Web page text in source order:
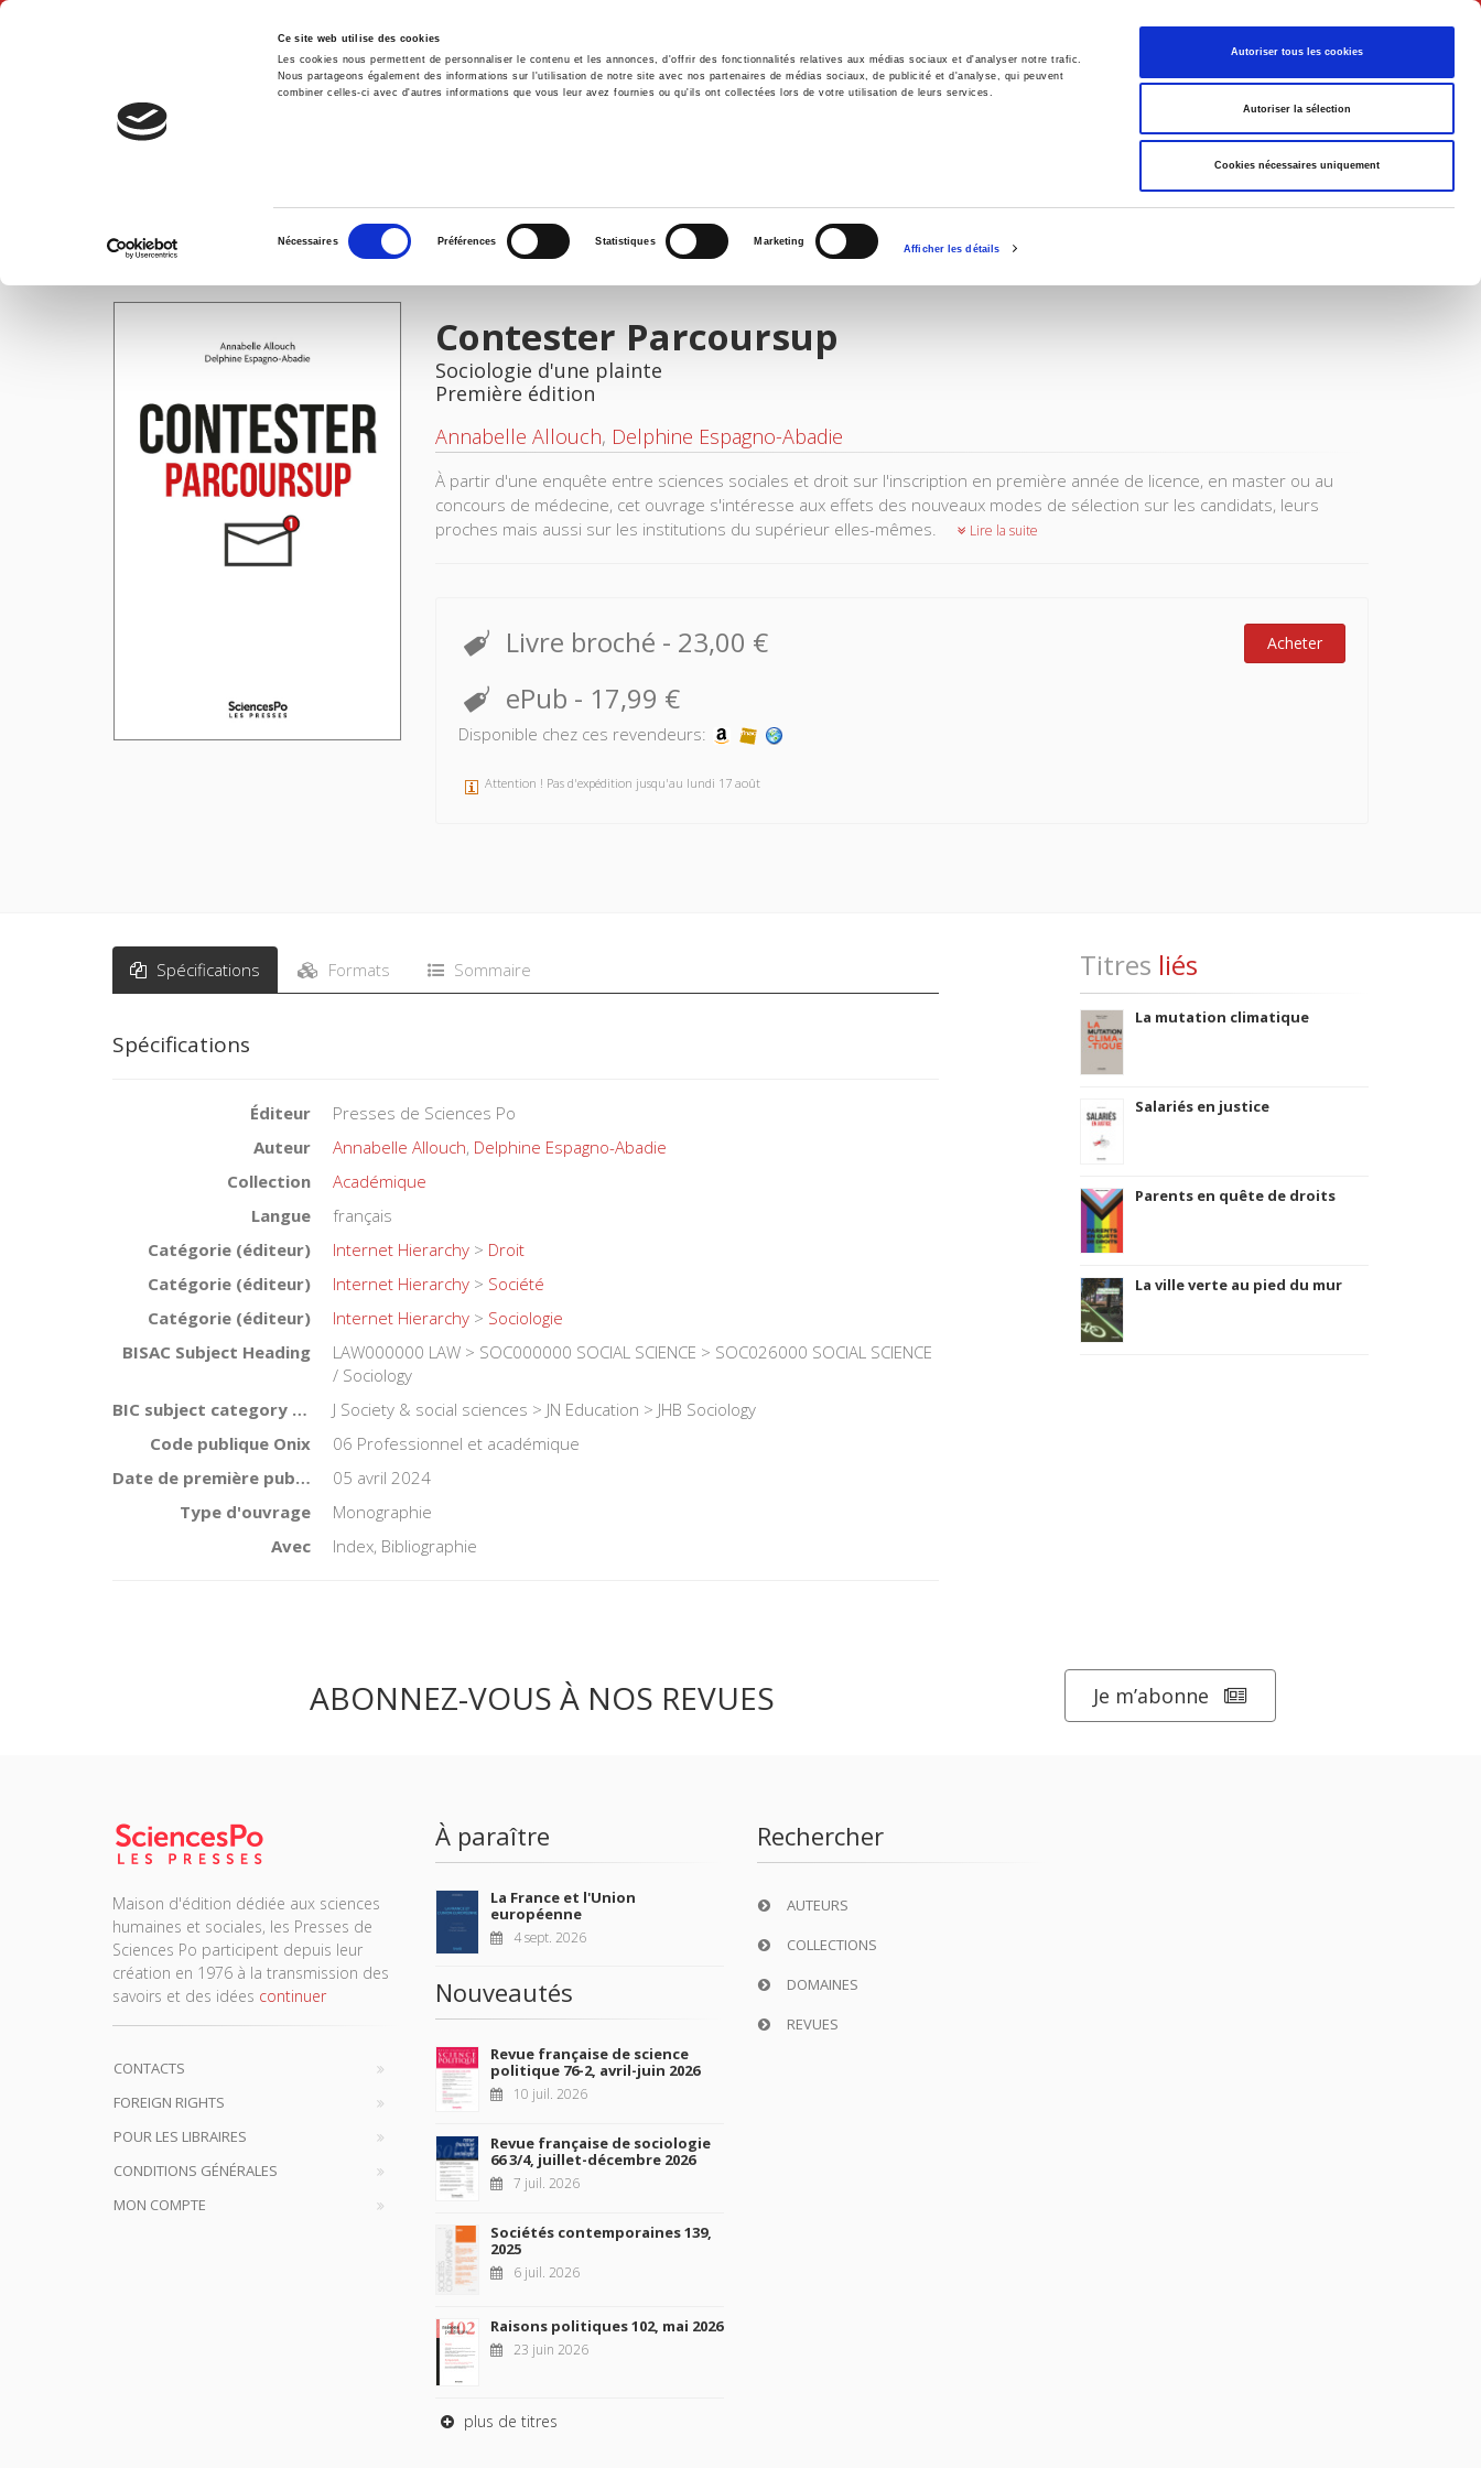
Ce site web utilise des cookies
Les cookies nous permettent de personnaliser le contenu et les annonces, d'offrir des fonctionnalités relatives aux médias sociaux et d'analyser notre trafic.
Nous partageons également des informations sur l'utilisation de notre site avec nos partenaires de médias sociaux, de publicité et d'analyse, qui peuvent
combiner celles-ci avec d'autres informations que vous leur avez fournies ou qu'ils ont collectées lors de votre utilisation de leurs services.
consentement
Nécessaires Préférences Statistiques Marketing
Afficher les détails
Autoriser tous les cookies
Autoriser la sélection
Cookies nécessaires uniquement
Français
Accueil Environnement Histoire International
IMAGES
Contester Parcoursup
Sociologie d'une plainte
Première édition
Annabelle Allouch, Delphine Espagno-Abadie
À partir d'une enquête entre sciences sociales et droit sur l'inscription en première année de licence, en master ou au
concours de médecine, cet ouvrage s'intéresse aux effets des nouveaux modes de sélection sur les candidats, leurs
proches mais aussi sur les institutions du supérieur elles-mêmes.
Lire la suite
Livre broché - 23,00 € Acheter
ePub - 17,99 €
Disponible chez ces revendeurs:
Attention ! Pas d'expédition jusqu'au lundi 17 août
Spécifications Formats Sommaire
Spécifications
Éditeur
Presses de Sciences Po
Auteur
Annabelle Allouch, Delphine Espagno-Abadie
Collection
Académique
Langue
français
Catégorie (éditeur)
Internet Hierarchy > Droit
Catégorie (éditeur)
Internet Hierarchy > Société
Catégorie (éditeur)
Internet Hierarchy > Sociologie
BISAC Subject Heading
LAW000000 LAW > SOC000000 SOCIAL SCIENCE > SOC026000 SOCIAL SCIENCE
/ Sociology
BIC subject category (UK)
J Society & social sciences > JN Education > JHB Sociology
Code publique Onix
06 Professionnel et académique
Date de première publication du titre
05 avril 2024
Type d'ouvrage
Monographie
Avec
Index, Bibliographie
Titres liés
La mutation climatique
Salariés en justice
Parents en quête de droits
La ville verte au pied du mur
ABONNEZ-VOUS À NOS REVUES Je m’abonne
Maison d'édition dédiée aux sciences
humaines et sociales, les Presses de
Sciences Po participent depuis leur
création en 1976 à la transmission des
savoirs et des idées continuer
CONTACTS
FOREIGN RIGHTS
POUR LES LIBRAIRES
CONDITIONS GÉNÉRALES
MON COMPTE
À paraître
La France et l'Union
européenne
4 sept. 2026
Nouveautés
Revue française de science
politique 76-2, avril-juin 2026
10 juil. 2026
Revue française de sociologie
66 3/4, juillet-décembre 2026
7 juil. 2026
Sociétés contemporaines 139,
2025
6 juil. 2026
Raisons politiques 102, mai 2026
23 juin 2026
plus de titres
Rechercher
AUTEURS
COLLECTIONS
DOMAINES
REVUES